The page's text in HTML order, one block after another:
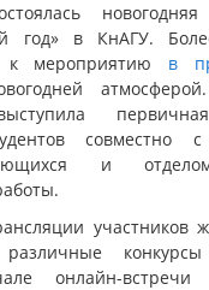
год» в КнАГУ.
к мероприятию в
совместно
и
участников
различные
онлайн-встречи